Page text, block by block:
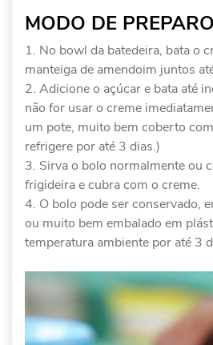
MODO DE
No bowl da batedeira, bata o
manteiga de amendoim juntos
Adicione o açúcar e bata até
não for usar o creme
um pote, muito bem coberto
refrigere por até 3 dias.)
Sirva o bolo normalmente ou
frigideira e cubra com o creme.
O bolo pode ser conservado,
ou muito bem embalado em
temperatura ambiente por até 3